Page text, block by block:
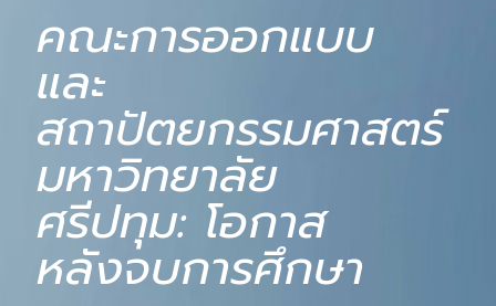
คณะการออกแบบ
และ
สถาปัตยกรรมศาสตร์
มหาวิทยาลัย
ศรีปทุม: โอกาส
หลังจบการศึกษา